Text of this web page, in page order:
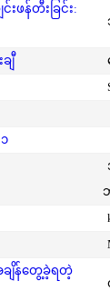
ဖန်တီးခြင်း:
ျီ
ျိန်တွေ့ခဲ့ရတဲ့